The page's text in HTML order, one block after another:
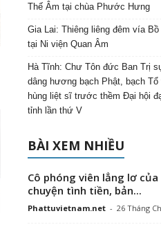
Thế Âm tại chùa Phước Hưng
Gia Lai: Thiêng liêng đêm vía
tại Ni viện Quan Âm
Hà Tĩnh: Chư Tôn đức Ban Trị
dâng hương bạch Phật, bạch
hùng liệt sĩ trước thềm Đại hội
tỉnh lần thứ V
BÀI XEM NHIỀU
Cô phóng viên lẳng lơ
chuyện tình tiền, bản...
Phattuvietnam.net - 26 Tháng